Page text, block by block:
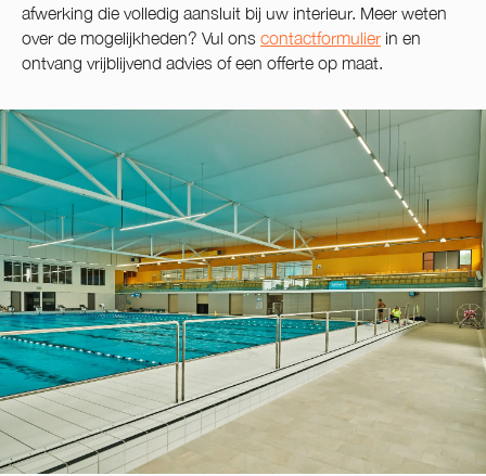
afwerking die volledig aansluit bij uw interieur. Meer weten
over de mogelijkheden? Vul ons contactformulier in en
ontvang vrijblijvend advies of een offerte op maat.